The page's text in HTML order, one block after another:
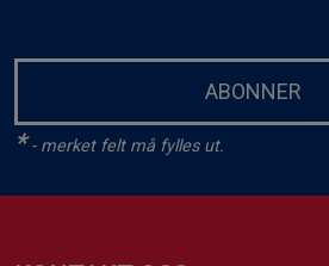
ABONNER
*- merket felt må fylles ut.